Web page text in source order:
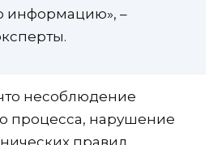
информацию», –
несоблюдение
процесса, нарушение
правил